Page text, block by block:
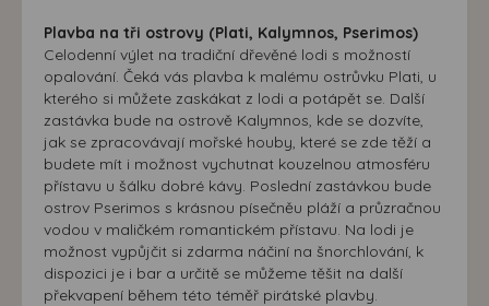
Plavba na tři ostrovy (Plati, Kalymnos, Pserimos)
Celodenní výlet na tradiční dřevěné lodi s možností
opalování. Čeká vás plavba k malému ostrůvku Plati, u
kterého si můžete zaskákat z lodi a potápět se. Další
zastávka bude na ostrově Kalymnos, kde se dozvíte,
jak se zpracovávají mořské houby, které se zde těží a
budete mít i možnost vychutnat kouzelnou atmosféru
přístavu u šálku dobré kávy. Poslední zastávkou bude
ostrov Pserimos s krásnou písečněu pláží a průzračnou
vodou v maličkém romantickém přístavu. Na lodi je
možnost vypůjčit si zdarma náčiní na šnorchlování, k
dispozici je i bar a určitě se můžeme těšit na další
překvapení během této téměř pirátské plavby.